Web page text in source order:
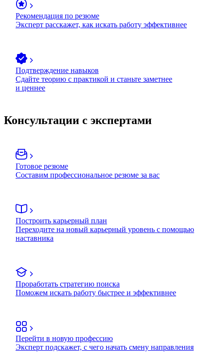
Рекомендация по резюме
Эксперт расскажет, как искать работу эффективнее
Подтверждение навыков
Сдайте теорию с практикой и станьте заметнее
и ценнее
Консультации с экспертами
Готовое резюме
Составим профессиональное резюме за вас
Построить карьерный план
Переходите на новый карьерный уровень с помощью
наставника
Проработать стратегию поиска
Поможем искать работу быстрее и эффективнее
Перейти в новую профессию
Эксперт подскажет, с чего начать смену направления